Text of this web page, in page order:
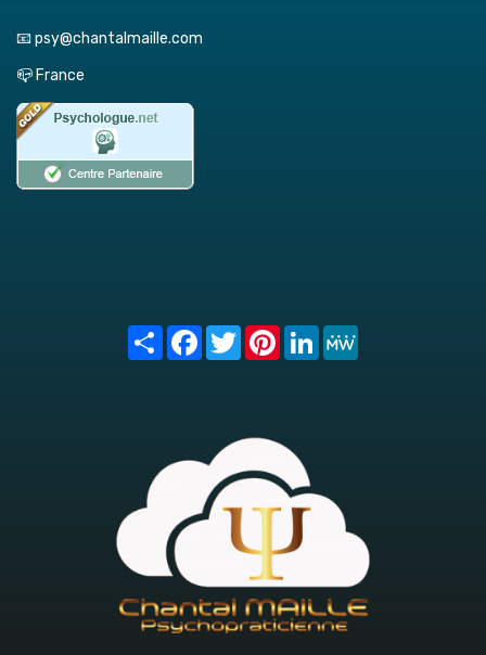
📧 psy@chantalmaille.com
📪 France
Share FacebookTwitterPinterest
LinkedIn